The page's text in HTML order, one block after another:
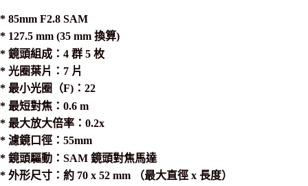
* 85mm F2.8 SAM
* 127.5 mm (35 mm 換算)
* 鏡頭組成：4 群 5 枚
* 光圈葉片：7 片
* 最小光圈（F)：22
* 最短對焦：0.6 m
* 最大放大倍率：0.2x
* 濾鏡口徑：55mm
* 鏡頭驅動：SAM 鏡頭對焦馬達
* 外形尺寸：約 70 x 52 mm （最大直徑 x 長度）